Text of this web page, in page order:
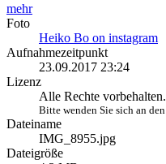
mehr
Foto
Heiko Bo on instagram
Aufnahmezeitpunkt
23.09.2017 23:24
Lizenz
Alle Rechte vorbehalten.
Bitte wenden Sie sich an den
Dateiname
IMG_8955.jpg
Dateigröße